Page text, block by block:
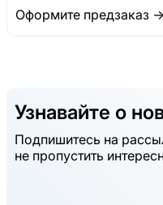
Оформите предзаказ →
Узнавайте о
Подпишитесь на
не пропустить